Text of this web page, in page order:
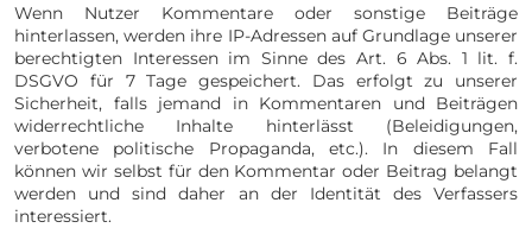
Wenn Nutzer Kommentare oder sonstige Beiträge
hinterlassen, werden ihre IP-Adressen auf Grundlage unserer
berechtigten Interessen im Sinne des Art. 6 Abs. 1 lit. f.
DSGVO für 7 Tage gespeichert. Das erfolgt zu unserer
Sicherheit, falls jemand in Kommentaren und Beiträgen
widerrechtliche Inhalte hinterlässt (Beleidigungen,
verbotene politische Propaganda, etc.). In diesem Fall
können wir selbst für den Kommentar oder Beitrag belangt
werden und sind daher an der Identität des Verfassers
interessiert.